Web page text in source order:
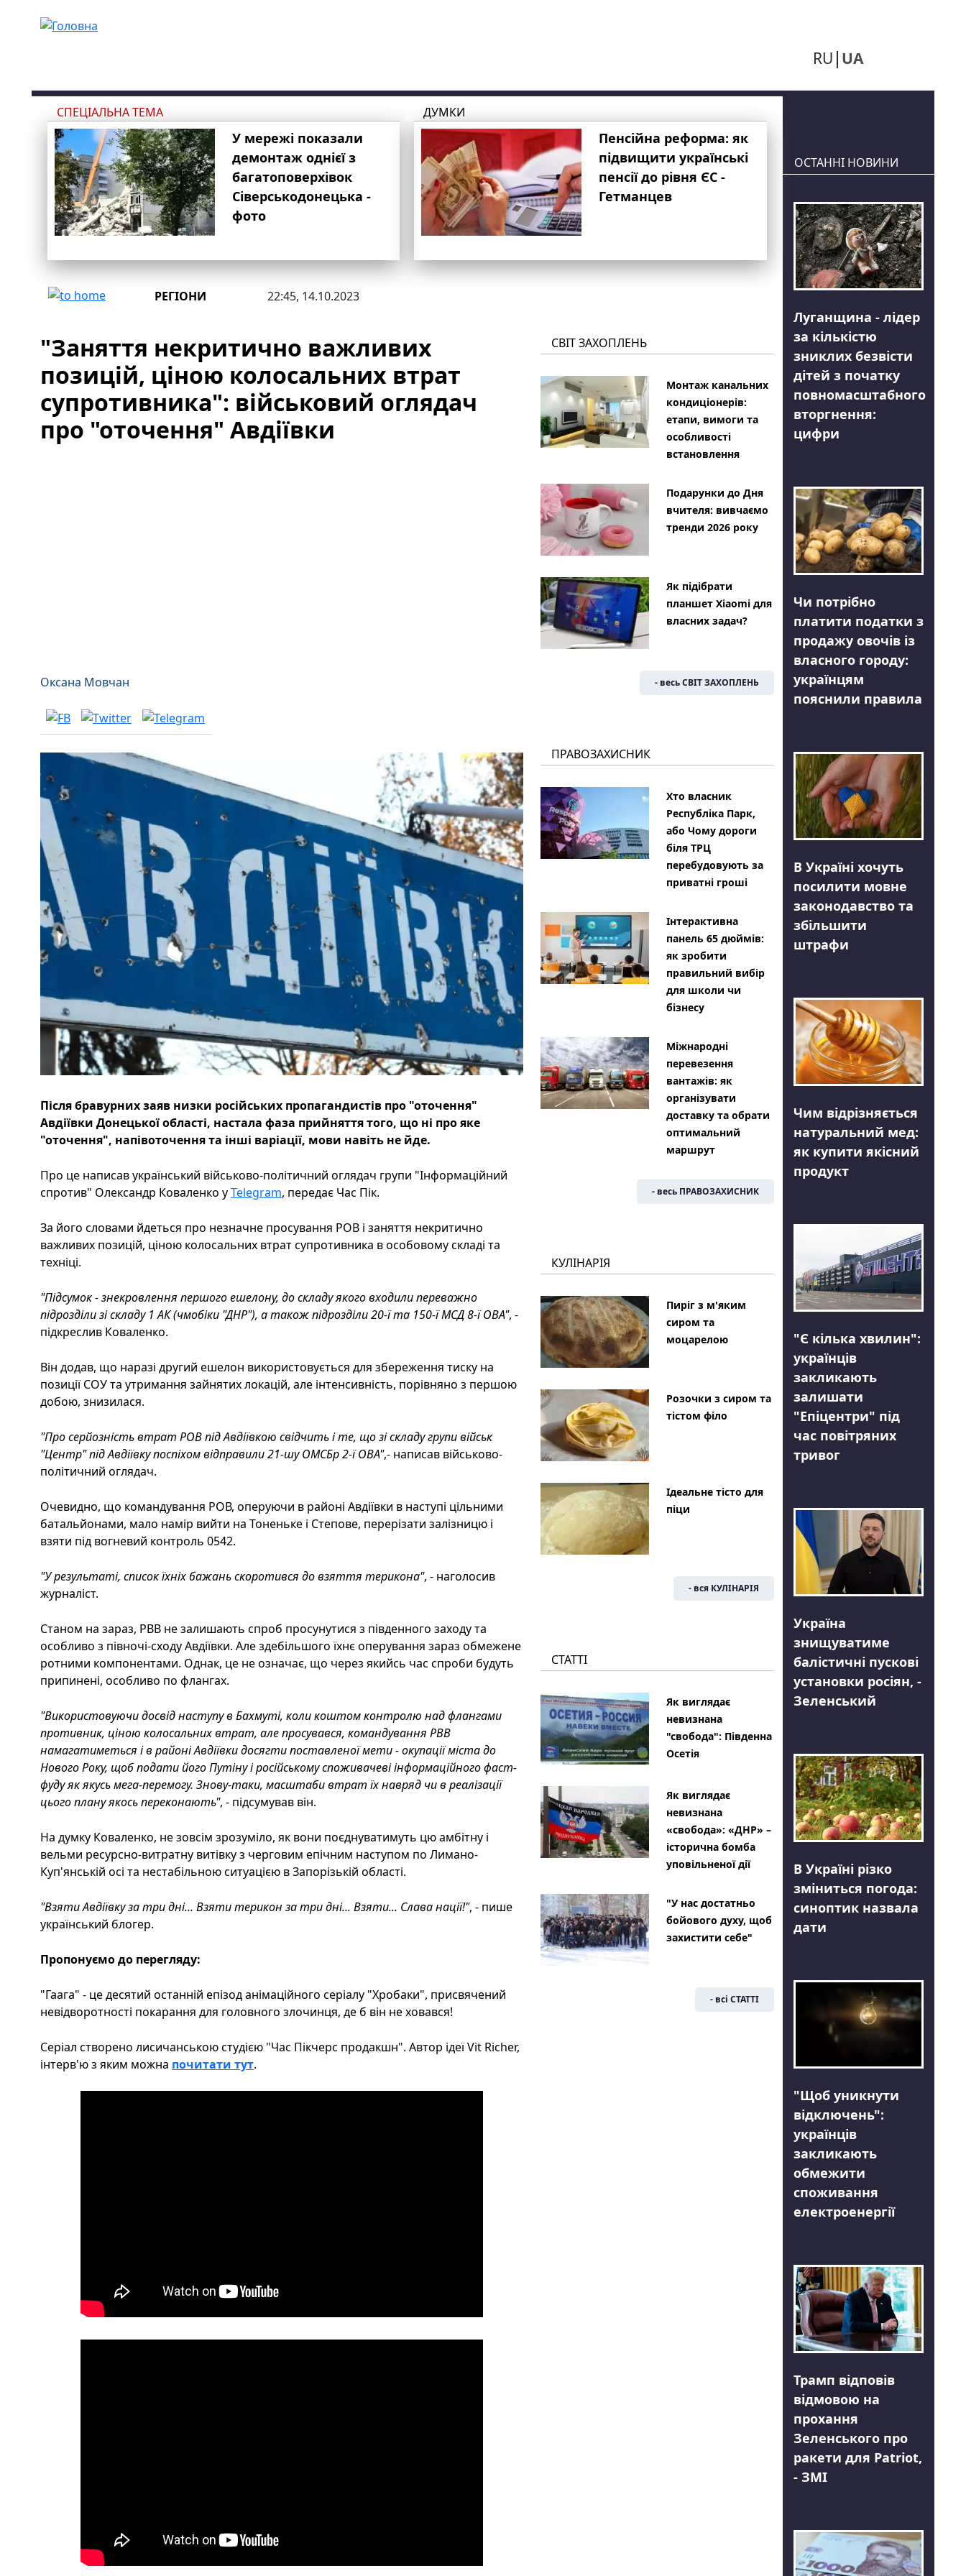
RU UA
СПЕЦІАЛЬНА ТЕМА
У мережі показали
демонтаж однієї з
багатоповерхівок
Сіверськодонецька -
фото
ДУМКИ
Пенсійна реформа: як
підвищити українські
пенсії до рівня ЄС -
Гетманцев
РЕГІОНИ 22:45, 14.10.2023
"Заняття некритично важливих
позицій, ціною колосальних втрат
супротивника": військовий оглядач
про "оточення" Авдіївки
Оксана Мовчан
Після бравурних заяв низки російських пропагандистів про "оточення"
Авдіївки Донецької області, настала фаза прийняття того, що ні про яке
"оточення", напівоточення та інші варіації, мови навіть не йде.
Про це написав український військово-політичний оглядач групи "Інформаційний
спротив" Олександр Коваленко уTelegram, передає Час Пік.
За його словами йдеться про незначне просування РОВ і заняття некритично
важливих позицій, ціною колосальних втрат супротивника в особовому складі та
техніці.
"Підсумок - знекровлення першого ешелону, до складу якого входили переважно
підрозділи зі складу 1 АК (чмобіки "ДНР"), а також підрозділи 20-ї та 150-ї МСД 8-ї ОВА", -
підкреслив Коваленко.
Він додав, що наразі другий ешелон використовується для збереження тиску на
позиції СОУ та утримання зайнятих локацій, але інтенсивність, порівняно з першою
добою, знизилася.
"Про серйозність втрат РОВ під Авдіївкою свідчить і те, що зі складу групи військ
"Центр" під Авдіївку поспіхом відправили 21-шу ОМСБр 2-ї ОВА",- написав військово-
політичний оглядач.
Очевидно, що командування РОВ, оперуючи в районі Авдіївки в наступі цільними
батальйонами, мало намір вийти на Тоненьке і Степове, перерізати залізницю і
взяти під вогневий контроль 0542.
"У результаті, список їхніх бажань скоротився до взяття терикона", - наголосив
журналіст.
Станом на зараз, РВВ не залишають спроб просунутися з південного заходу та
особливо з півночі-сходу Авдіївки. Але здебільшого їхнє оперування зараз обмежене
ротними компонентами. Однак, це не означає, що через якийсь час спроби будуть
припинені, особливо по флангах.
"Використовуючи досвід наступу в Бахмуті, коли коштом контролю над флангами
противник, ціною колосальних втрат, але просувався, командування РВВ
намагатиметься і в районі Авдіївки досягти поставленої мети - окупації міста до
Нового Року, щоб подати його Путіну і російському споживачеві інформаційного фаст-
фуду як якусь мега-перемогу. Знову-таки, масштаби втрат їх навряд чи в реалізації
цього плану якось переконають", - підсумував він.
На думку Коваленко, не зовсім зрозуміло, як вони поєднуватимуть цю амбітну і
вельми ресурсно-витратну витівку з черговим епічним наступом по Лимано-
Куп'янській осі та нестабільною ситуацією в Запорізькій області.
"Взяти Авдіївку за три дні... Взяти терикон за три дні... Взяти... Слава нації!", - пише
український блогер.
Пропонуємо до перегляду:
"Гаага" - це десятий останній епізод анімаційного серіалу "Хробаки", присвячений
невідворотності покарання для головного злочинця, де б він не ховався!
Серіал створено лисичанською студією "Час Пікчерс продакшн". Автор ідеї Vit Richer,
інтерв'ю з яким можна почитати тут.
СВІТ ЗАХОПЛЕНЬ
Монтаж канальних
кондиціонерів:
етапи, вимоги та
особливості
встановлення
Подарунки до Дня
вчителя: вивчаємо
тренди 2026 року
Як підібрати
планшет Xiaomi для
власних задач?
- весь СВІТ ЗАХОПЛЕНЬ
ПРАВОЗАХИСНИК
Хто власник
Республіка Парк,
або Чому дороги
біля ТРЦ
перебудовують за
приватні гроші
Інтерактивна
панель 65 дюймів:
як зробити
правильний вибір
для школи чи
бізнесу
Міжнародні
перевезення
вантажів: як
організувати
доставку та обрати
оптимальний
маршрут
- весь ПРАВОЗАХИСНИК
КУЛІНАРІЯ
Пиріг з м'яким
сиром та
моцарелою
Розочки з сиром та
тістом філо
Ідеальне тісто для
піци
- вся КУЛІНАРІЯ
СТАТТІ
Як виглядає
невизнана
"свобода": Південна
Осетія
Як виглядає
невизнана
«свобода»: «ДНР» –
історична бомба
уповільненої дії
"У нас достатньо
бойового духу, щоб
захистити себе"
- всі СТАТТІ
ОСТАННІ НОВИНИ
Луганщина - лідер
за кількістю
зниклих безвісти
дітей з початку
повномасштабного
вторгнення:
цифри
Чи потрібно
платити податки з
продажу овочів із
власного городу:
українцям
пояснили правила
В Україні хочуть
посилити мовне
законодавство та
збільшити
штрафи
Чим відрізняється
натуральний мед:
як купити якісний
продукт
"Є кілька хвилин":
українців
закликають
залишати
"Епіцентри" під
час повітряних
тривог
Україна
знищуватиме
балістичні пускові
установки росіян, -
Зеленський
В Україні різко
зміниться погода:
синоптик назвала
дати
"Щоб уникнути
відключень":
українців
закликають
обмежити
споживання
електроенергії
Трамп відповів
відмовою на
прохання
Зеленського про
ракети для Patriot,
- ЗМІ